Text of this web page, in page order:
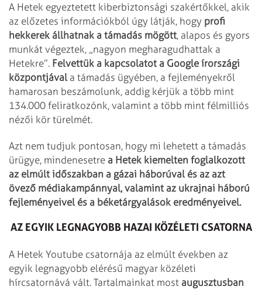
A Hetek egyeztetett kiberbiztonsági szakértőkkel, akik
az előzetes információkból úgy látják, hogy profi
hekkerek állhatnak a támadás mögött, alapos és gyors
munkát végeztek, „nagyon megharagudhattak a
Hetekre”. Felvettük a kapcsolatot a Google írországi
központjával a támadás ügyében, a fejleményekről
hamarosan beszámolunk, addig kérjük a több mint
134.000 feliratkozónk, valamint a több mint félmilliós
nézői kör türelmét.
Azt nem tudjuk pontosan, hogy mi lehetett a támadás
ürügye, mindenesetre a Hetek kiemelten foglalkozott
az elmúlt időszakban a gázai háborúval és az azt
övező médiakampánnyal, valamint az ukrajnai háború
fejleményeivel és a béketárgyalások eredményeivel.
AZ EGYIK LEGNAGYOBB HAZAI KÖZÉLETI CSATORNA
A Hetek Youtube csatornája az elmúlt években az
egyik legnagyobb elérésű magyar közéleti
hírcsatornává vált. Tartalmainkat most augusztusban